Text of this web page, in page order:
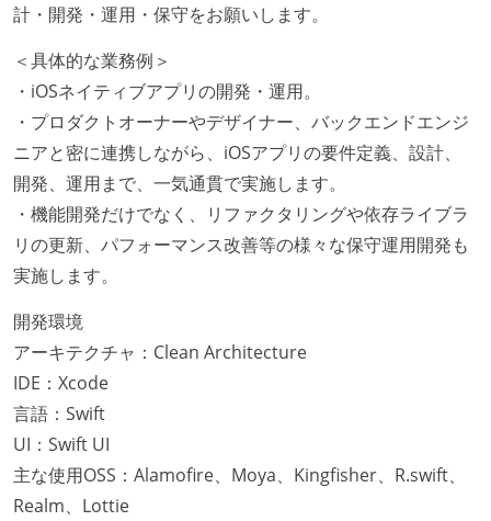
計・開発・運用・保守をお願いします。
＜具体的な業務例＞
・iOSネイティブアプリの開発・運用。
・プロダクトオーナーやデザイナー、バックエンドエンジ
ニアと密に連携しながら、iOSアプリの要件定義、設計、
開発、運用まで、一気通貫で実施します。
・機能開発だけでなく、リファクタリングや依存ライブラ
リの更新、パフォーマンス改善等の様々な保守運用開発も
実施します。
開発環境
アーキテクチャ：Clean Architecture
IDE：Xcode
言語：Swift
UI：Swift UI
主な使用OSS：Alamofire、Moya、Kingfisher、R.swift、
Realm、Lottie